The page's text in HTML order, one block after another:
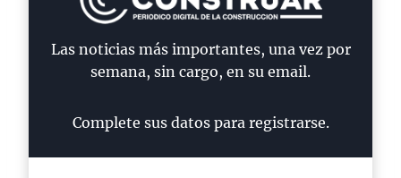
Las noticias más importantes, una vez por
semana, sin cargo, en su email.
Complete sus datos para registrarse.